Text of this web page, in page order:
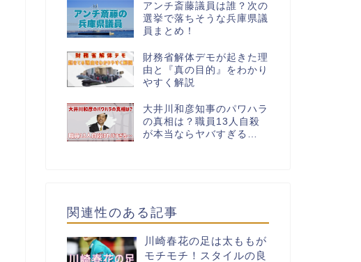
アンチ斎藤議員は誰？次の
選挙で落ちそうな兵庫県議
員まとめ！
財務省解体デモが起きた理
由と『真の目的』をわかり
やすく解説
大井川和彦知事のパワハラ
の真相は？職員13人自殺
が本当ならヤバすぎる…
関連性のある記事
川崎春花の足は太ももが
モチモチ！スタイルの良